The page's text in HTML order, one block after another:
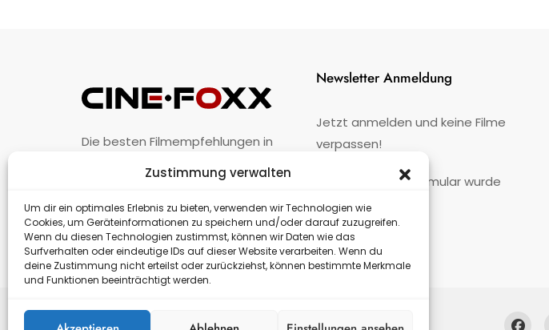
Zustimmung verwalten
Um dir ein optimales Erlebnis zu bieten, verwenden wir Technologien wie
Cookies, um Geräteinformationen zu speichern und/oder darauf zuzugreifen.
Wenn du diesen Technologien zustimmst, können wir Daten wie das
Surfverhalten oder eindeutige IDs auf dieser Website verarbeiten. Wenn du
deine Zustimmung nicht erteilst oder zurückziehst, können bestimmte Merkmale
und Funktionen beeinträchtigt werden.
Die besten Filmempfehlungen in
Unternehmen · Impressum · Kontakt
Newsletter Anmeldung
Jetzt anmelden und keine Filme
verpassen!
Kontaktformular wurde
nicht gefunden.